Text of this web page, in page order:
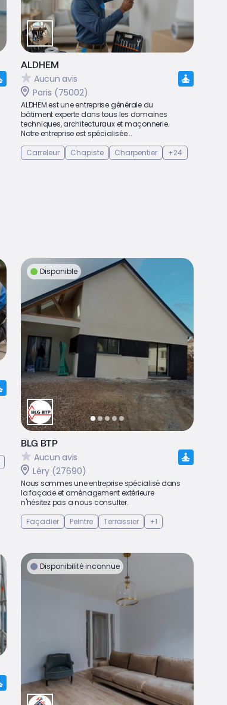
ALDHEM
Aucun avis
Paris (75002)
ALDHEM est une entreprise générale du
bâtiment experte dans tous les domaines
techniques, architecturaux et maçonnerie.
Notre entreprise est spécialisée...
Carreleur
Chapiste Charpentier +24
Disponible
BLG BTP
Aucun avis
Léry (27690)
Nous sommes une entreprise spécialisé dans
la façade et aménagement extérieure
n'hésitez pas a nous consulter.
Façadier
Peintre Terrassier +1
Disponibilité inconnue